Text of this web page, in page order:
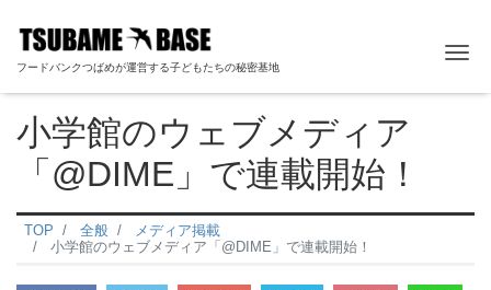
フードバンクつばめが運営する子どもたちの秘密基地 ナ
小学館のウェブメディア
「@DIME」で連載開始！
TOP 全般
メディア掲載
小学館のウェブメディア「@DIME」で連載開始！